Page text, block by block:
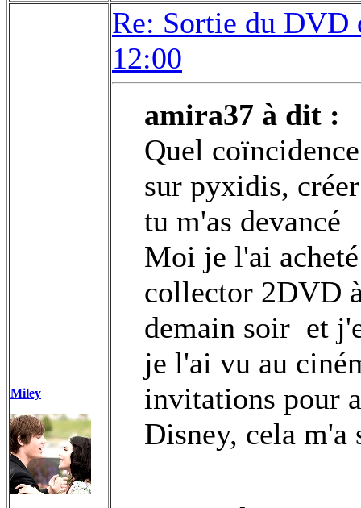
Miley
Re: Sortie du
12:00
amira37 à dit :
Quel
sur pyxidis,
tu m'as devancé
Moi je l'ai
collector 2DVD
demain soir et
je l'ai vu au
invitations pour
Disney, cela m'a